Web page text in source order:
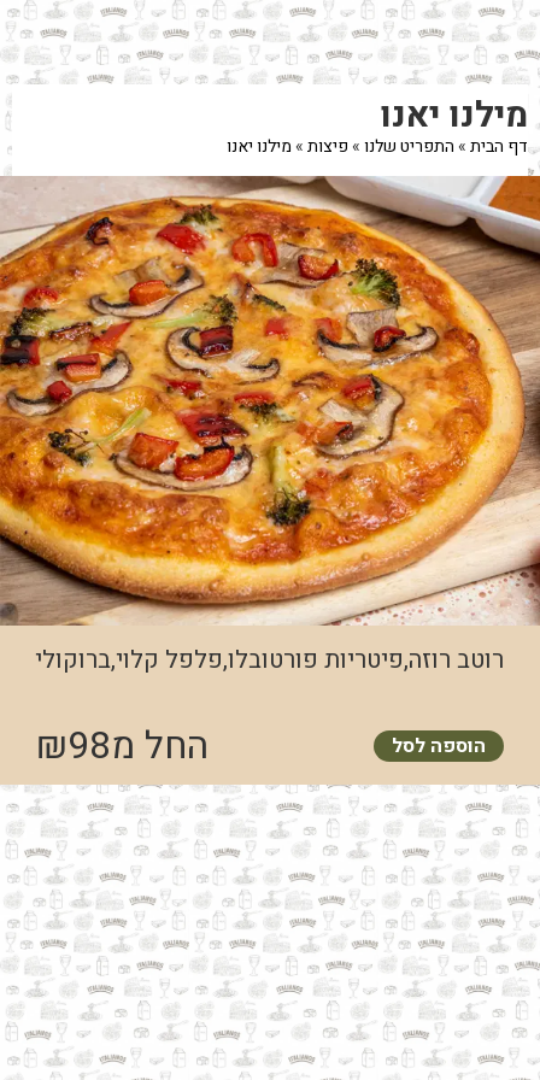
דלג
לתוכן
המרכזי
לתפריט
הקטגוריות
לפרטי
המוצר
מילנו יאנו
דף הבית»התפריט שלנו»פיצות»מילנו יאנו
רוטב רוזה,פיטריות פורטובלו,פלפל קלוי,ברוקולי
הוספה לסל החל מ98
₪